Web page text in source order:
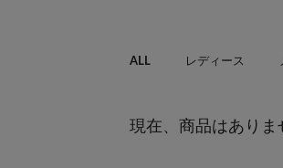
ALL レディース
現在、商品はありま